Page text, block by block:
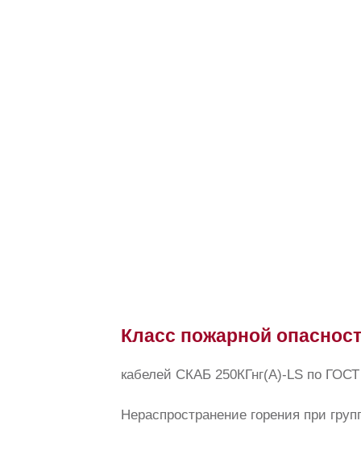
Класс пожарной
кабелей СКАБ 250КГнг(А)-LS по
Нераспространение горения при